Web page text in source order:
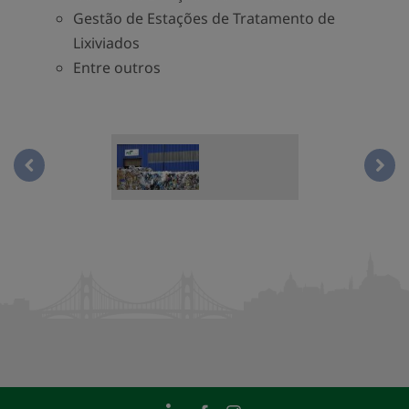
Gestão de Estações de Tratamento de
Lixiviados
Entre outros
Planta de reciclaje, producto embalado, Rep